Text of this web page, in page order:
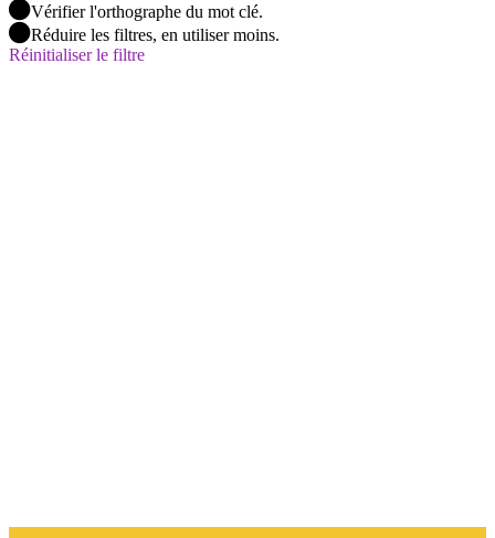
Vérifier l'orthographe du mot clé.
Réduire les filtres, en utiliser moins.
Réinitialiser le filtre